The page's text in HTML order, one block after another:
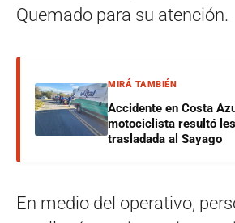
Quemado para su atención.
MIRÁ TAMBIÉN
Accidente en Costa
motociclista resultó
trasladada al Sayago
En medio del operativo,